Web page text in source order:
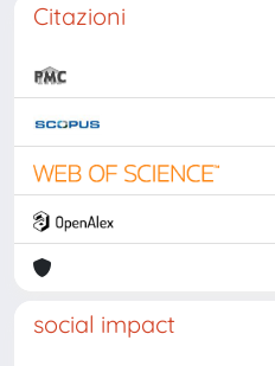
Citazioni
social impact